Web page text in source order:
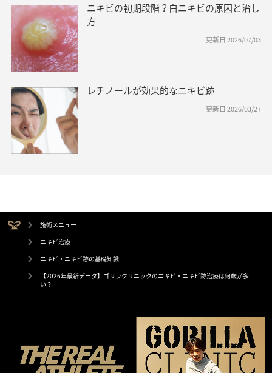
ニキビの初期段階？白ニキビの原因と治し
方
更新日 2026/07/03
レチノールが効果的なニキビ跡
更新日 2026/03/27
施術メニュー
ニキビ治療
ニキビ・ニキビ跡の基礎知識
【2026年最新データ】ゴリラクリニックのニキビ・ニキビ跡治療は何歳が多
い？